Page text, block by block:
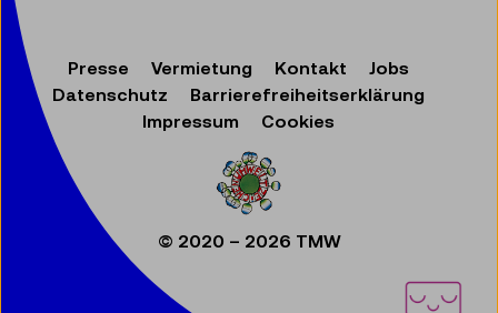
Presse Vermietung Kontakt
Jobs
Datenschutz
Barrierefreiheitserklärung
Impressum
Cookies
© 2020 – 2026 TMW